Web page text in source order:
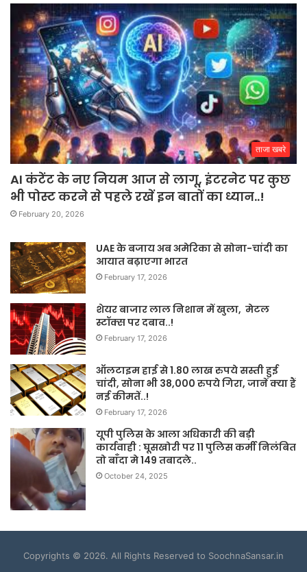
ताजा खबरे
AI कंटेंट के नए नियम आज से लागू, इंटरनेट पर कुछ
भी पोस्ट करने से पहले रखें इन बातों का ध्यान..!
February 20, 2026
UAE के बजाय अब अमेरिका से सोना-चांदी का
आयात बढ़ाएगा भारत
February 17, 2026
शेयर बाजार लाल निशान में खुला, मेटल
स्टॉक्स पर दबाव..!
February 17, 2026
ऑलटाइम हाई से 1.80 लाख रुपये सस्ती हुई
चांदी, सोना भी 38,000 रुपये गिरा, जानें क्या हैं
नई कीमतें..!
February 17, 2026
यूपी पुलिस के आला अधिकारी की बड़ी
कार्यवाही : घूसखोरी पर 11 पुलिस कर्मी निलंबित
तो बाँदा मे 149 तबादले..
October 24, 2025
Copyrights © 2026. All Rights Reserved to SoochnaSansar.in